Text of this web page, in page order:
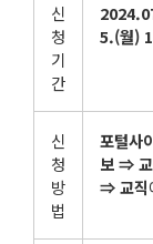
신
청
기
간
5.(월)
신
청
방
법
포털사
보⇒
⇒교직